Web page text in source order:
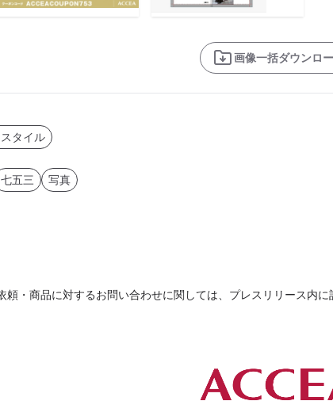
画像一括ダウンロ
タイル
七五三 写真
頼・商品に対するお問い合わせに関しては、プレスリリース内